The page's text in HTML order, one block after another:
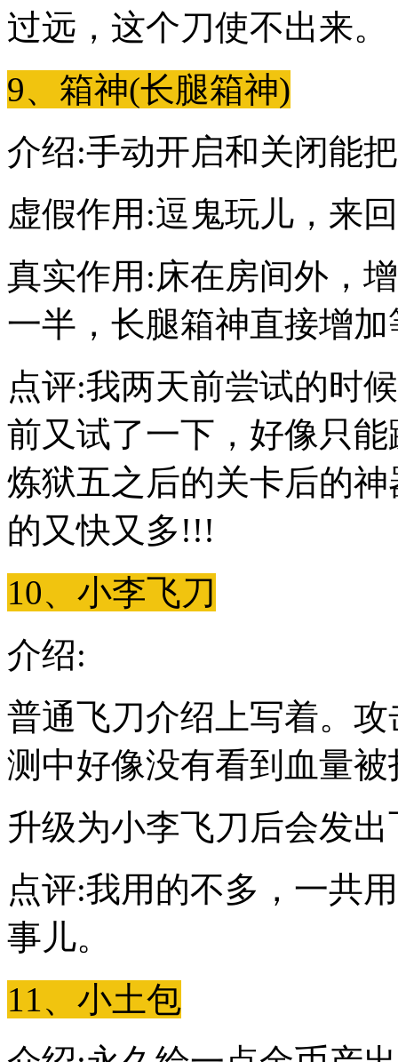
过远，这个刀使不出来。
9、箱神(长腿箱神)
介绍:手动开启和关闭能
虚假作用:逗鬼玩儿，来
真实作用:床在房间外，
一半，长腿箱神直接增
点评:我两天前尝试的时
前又试了一下，好像只
炼狱五之后的关卡后的
的又快又多!!!
10、小李飞刀
介绍:
普通飞刀介绍上写着。
测中好像没有看到血量
升级为小李飞刀后会发
点评:我用的不多，一共
事儿。
11、小土包